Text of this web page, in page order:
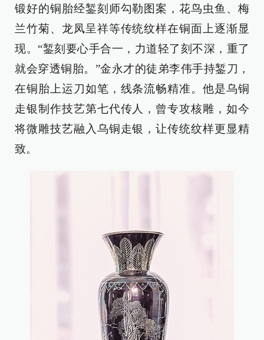
锻好的铜胎经錾刻师勾勒图案，花鸟虫鱼、梅
兰竹菊、龙凤呈祥等传统纹样在铜面上逐渐显
现。“錾刻要心手合一，力道轻了刻不深，重了
就会穿透铜胎。”金永才的徒弟李伟手持錾刀，
在铜胎上运刀如笔，线条流畅精准。他是乌铜
走银制作技艺第七代传人，曾专攻核雕，如今
将微雕技艺融入乌铜走银，让传统纹样更显精
致。